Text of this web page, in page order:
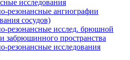
исследования
резонансные ангиографии
сосудов)
резонансные исслед. брюшной
забрюшинного пространства
резонансные исследования